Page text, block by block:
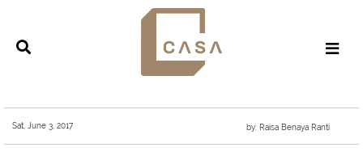
Sat, June 3, 2017 by: Raisa Benaya Ranti